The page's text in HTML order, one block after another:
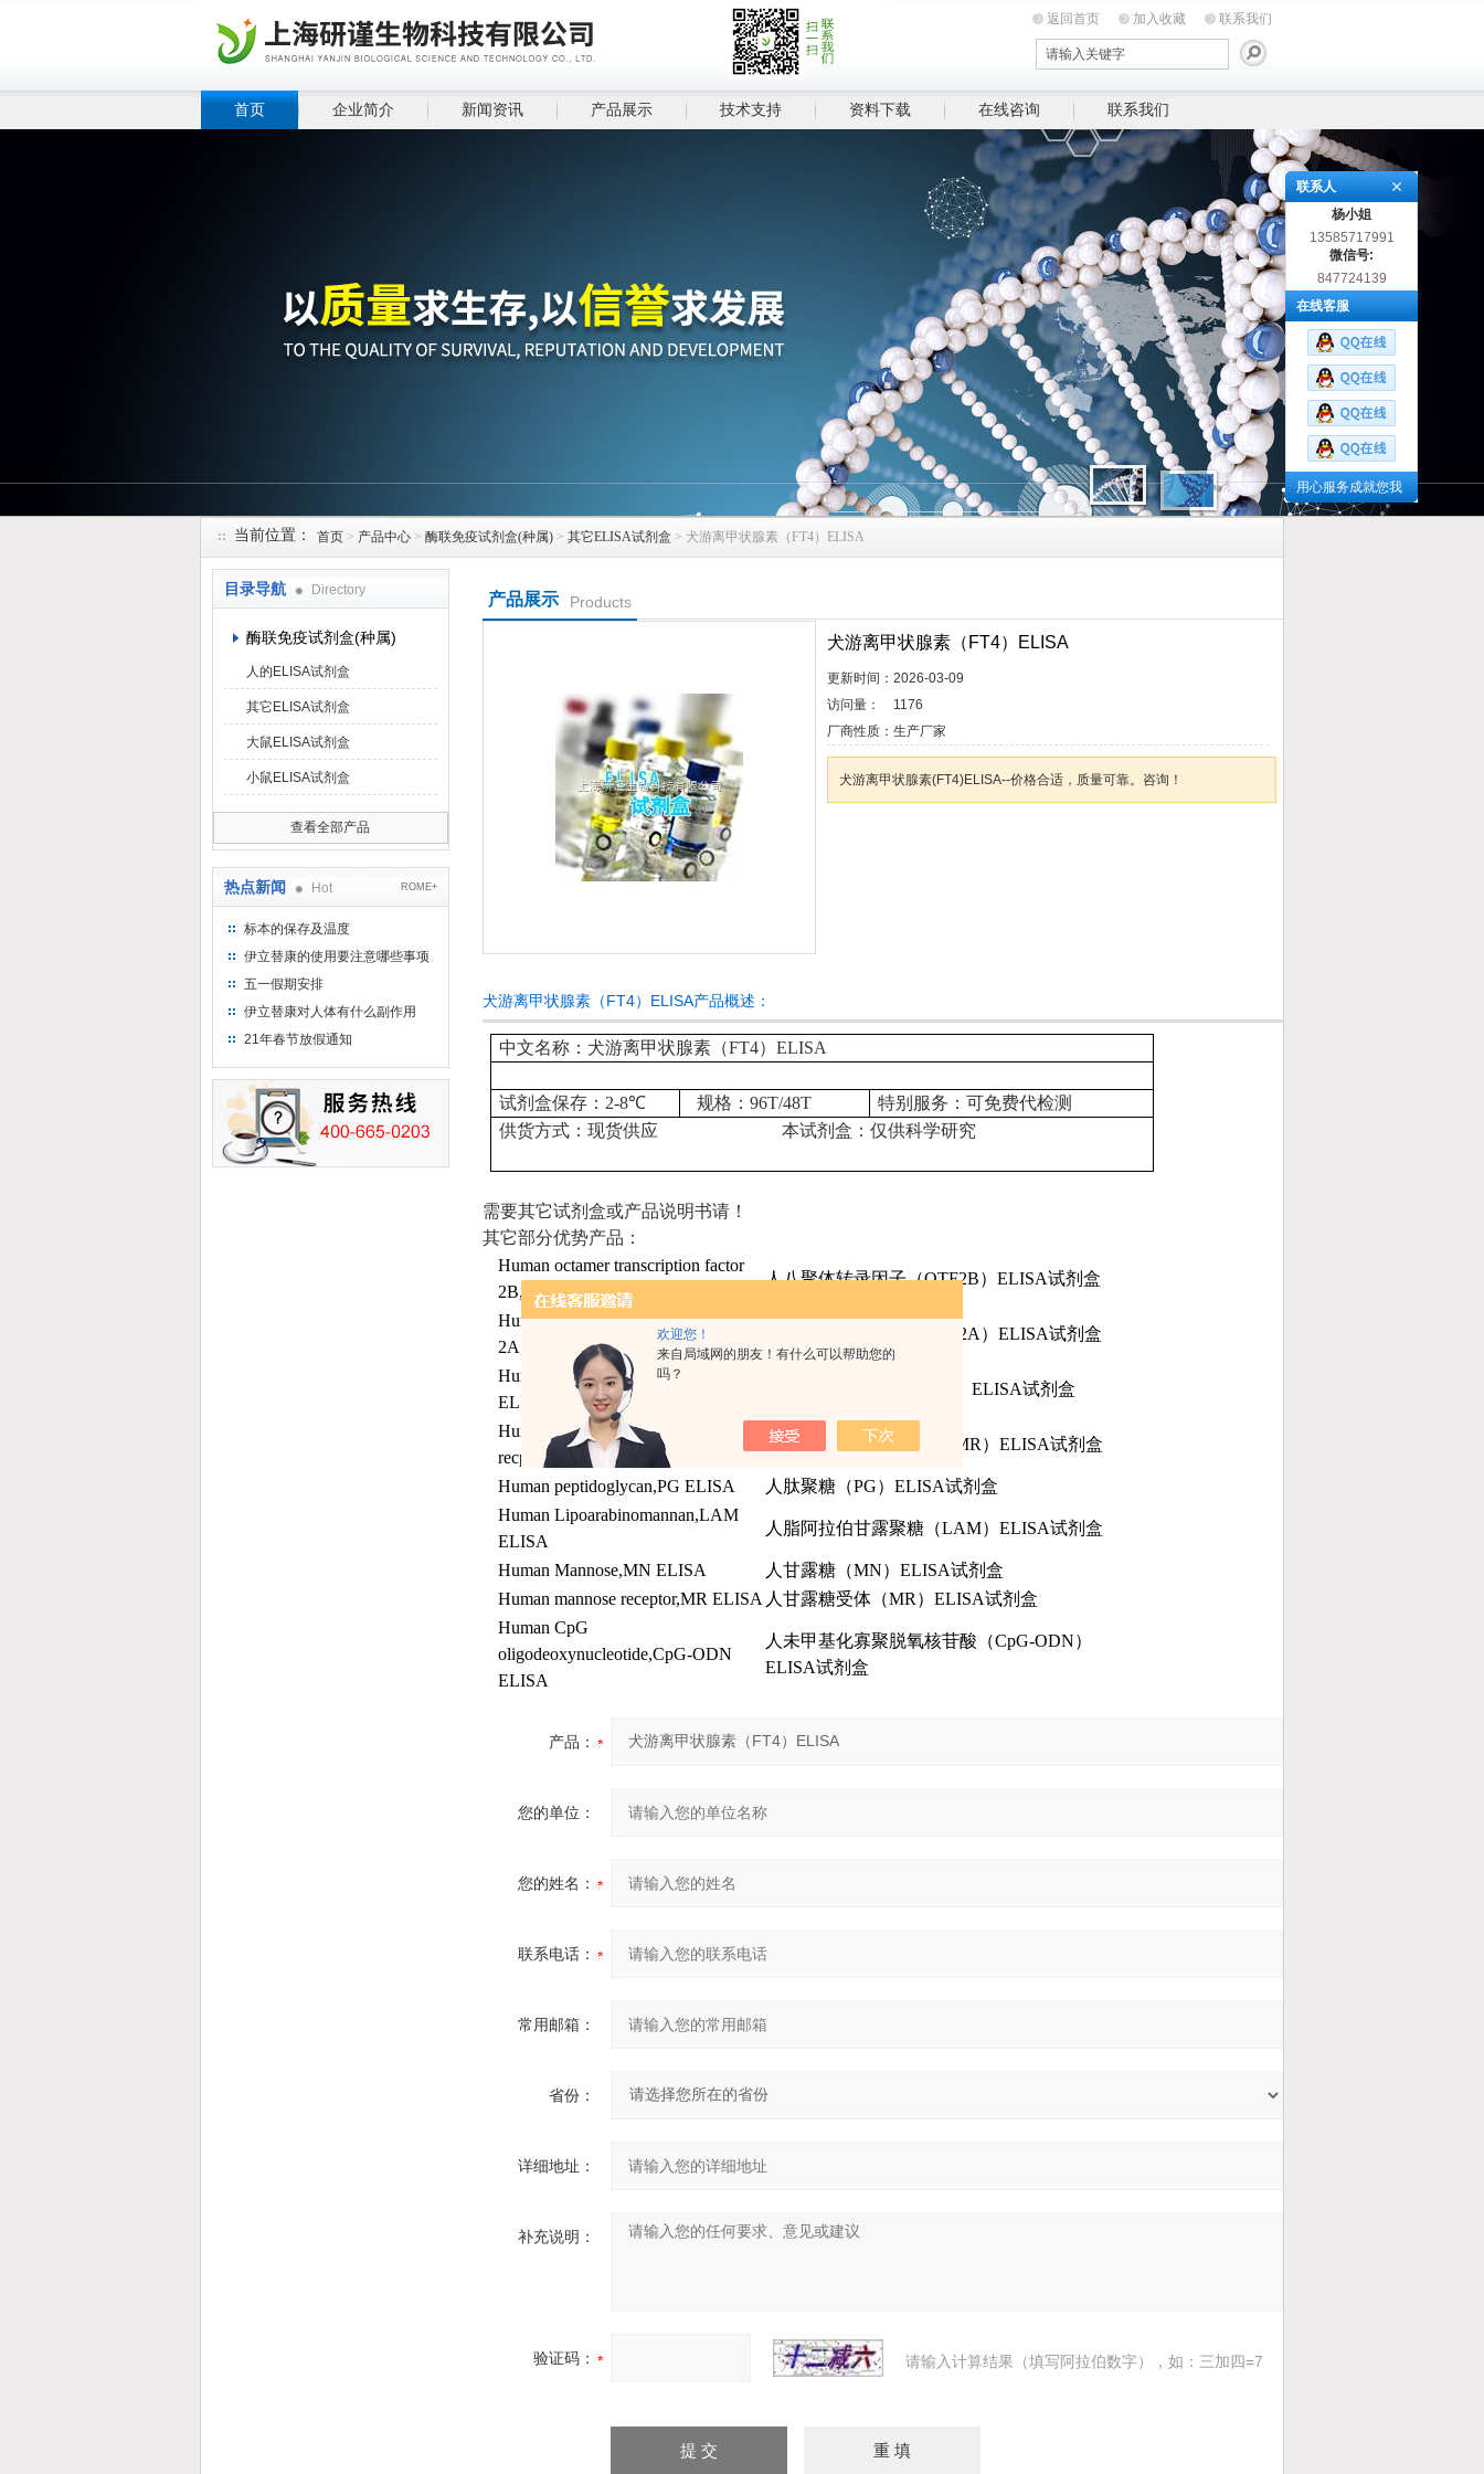
欢迎您！
来自局域网的朋友！有什么可以帮助您的
吗？
返回首页 加入收藏 联系我们
首页 企业简介 新闻资讯 产品展示 技术支持 资料下载 在线咨询 联系我们
当前位置： 首页 > 产品中心 > 酶联免疫试剂盒(种属) > 其它ELISA试剂盒 > 犬游离甲状腺素（FT4）ELISA
目录导航 Directory
酶联免疫试剂盒(种属)
人的ELISA试剂盒
其它ELISA试剂盒
大鼠ELISA试剂盒
小鼠ELISA试剂盒
查看全部产品
热点新闻 Hot ROME+
标本的保存及温度
伊立替康的使用要注意哪些事项
五一假期安排
伊立替康对人体有什么副作用
21年春节放假通知
产品展示 Products
犬游离甲状腺素（FT4）ELISA
更新时间： 2026-03-09
访问量：
1176
厂商性质： 生产厂家
犬游离甲状腺素(FT4)ELISA--价格合适，质量可靠。咨询！
犬游离甲状腺素（FT4）ELISA产品概述：
中文名称：犬游离甲状腺素（FT4）ELISA
试剂盒保存： 2-8℃ 规格：96T/48T
特别服务：可免费代检测
供货方式：现货供应
本试剂盒：仅供科学研究
需要其它试剂盒或产品说明书请！
其它部分优势产品：
Human octamer transcription factor
2B,OTF2B ELISA
人八聚体转录因子（OTF2B）ELISA试剂盒
Human octamer transcription factor
2A,OTF2A ELISA
（OTF2A）ELISA试剂盒
Human deoxyuridinetriphate,DUTP
ELISA
（DUTP）ELISA试剂盒
Human costimulatory molecules
recptor,CMR ELISA
人协同刺激分子受体 （CMR）ELISA试剂盒
Human peptidoglycan,PG ELISA 人肽聚糖 （PG）ELISA试剂盒
Human Lipoarabinomannan,LAM
ELISA
人脂阿拉伯甘露聚糖 （LAM）ELISA试剂盒
Human Mannose,MN ELISA 人甘露糖 （MN）ELISA试剂盒
Human mannose receptor,MR ELISA 人甘露糖受体 （MR）ELISA试剂盒
Human CpG
oligodeoxynucleotide,CpG-ODN
ELISA
人未甲基化寡聚脱氧核苷酸 （CpG-ODN）
ELISA试剂盒
产品：
您的单位：
您的姓名：
联系电话：
常用邮箱：
省份：
详细地址：
补充说明：
验证码： 请输入计算结果（填写阿拉伯数字），如：三加四=7
联系人
杨小姐
13585717991
微信号:
847724139
在线客服
用心服务成就您我